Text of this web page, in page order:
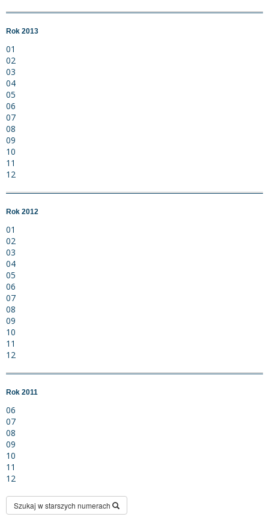
Rok 2013
01
02
03
04
05
06
07
08
09
10
11
12
Rok 2012
01
02
03
04
05
06
07
08
09
10
11
12
Rok 2011
06
07
08
09
10
11
12
Szukaj w starszych numerach